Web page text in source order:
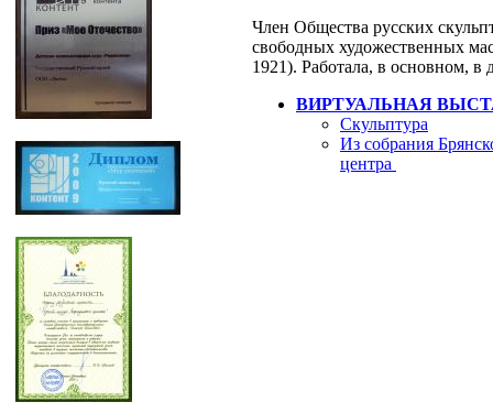
Член Общества русских
свободных художественных
1921). Работала, в основном, в
ВИРТУАЛЬНАЯ
Скульптура
Из собрания
центра